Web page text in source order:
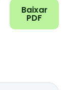
Baixar
PDF